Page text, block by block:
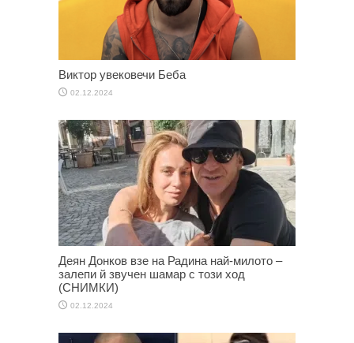
Виктор увековечи Беба
02.12.2024
Деян Донков взе на Радина най-милото –
залепи й звучен шамар с този ход
(СНИМКИ)
02.12.2024